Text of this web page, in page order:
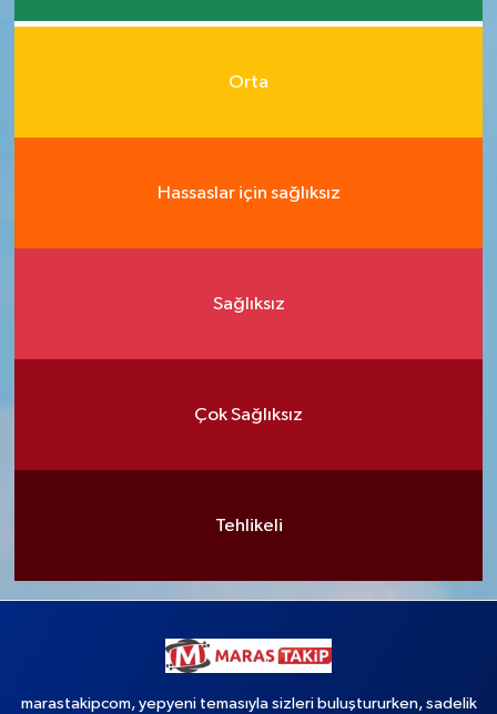
Orta
Hassaslar için sağlıksız
Sağlıksız
Çok Sağlıksız
Tehlikeli
marastakipcom, yepyeni temasıyla sizleri buluştururken, sadelik